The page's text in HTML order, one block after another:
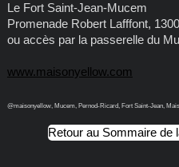
Le Fort Saint-Jean-Mucem
Promenade Robert Lafffont,
ou accès par la passerelle du
www.maisonyellow.com
@maisonyellow, Mucem, Pernod-Ricard, Fort Saint-Jean,
Retour au Sommaire de